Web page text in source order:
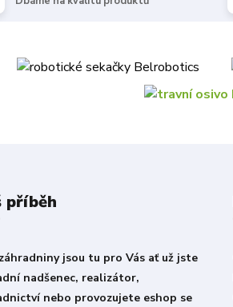
příběh
jsou tu pro Vás ať už jste
nadšenec, realizátor,
nebo provozujete eshop se